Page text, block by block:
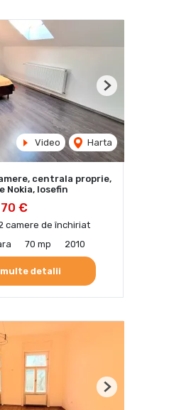
Video Harta
Next
centrala proprie,
Nokia, Iosefin
€
camere de închiriat
70 mp 2010
multe detalii
Next